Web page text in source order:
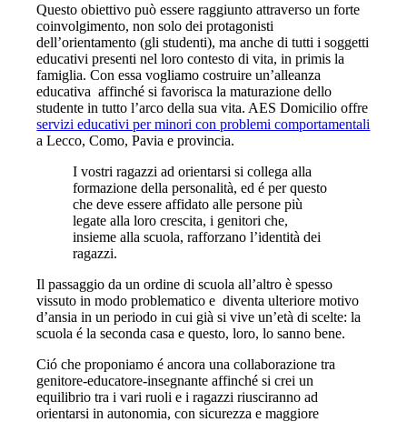
Questo obiettivo può essere raggiunto attraverso un forte
coinvolgimento, non solo dei protagonisti
dell’orientamento (gli studenti), ma anche di tutti i soggetti
educativi presenti nel loro contesto di vita, in primis la
famiglia. Con essa vogliamo costruire un’alleanza
educativa affinché si favorisca la maturazione dello
studente in tutto l’arco della sua vita. AES Domicilio offre
servizi educativi per minori con problemi comportamentali
a Lecco, Como, Pavia e provincia.
I vostri ragazzi ad orientarsi si collega alla
formazione della personalità, ed é per questo
che deve essere affidato alle persone più
legate alla loro crescita, i genitori che,
insieme alla scuola, rafforzano l’identità dei
ragazzi.
Il passaggio da un ordine di scuola all’altro è spesso
vissuto in modo problematico e diventa ulteriore motivo
d’ansia in un periodo in cui già si vive un’età di scelte: la
scuola é la seconda casa e questo, loro, lo sanno bene.
Ció che proponiamo é ancora una collaborazione tra
genitore-educatore-insegnante affinché si crei un
equilibrio tra i vari ruoli e i ragazzi riusciranno ad
orientarsi in autonomia, con sicurezza e maggiore